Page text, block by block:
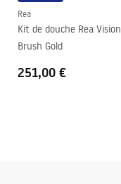
Rea
Kit de douche Rea Vision
Brush Gold
251,00 €